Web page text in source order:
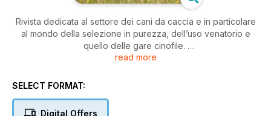
Rivista dedicata al settore dei cani da caccia e in particolare
al mondo della selezione in purezza, dell’uso venatorio e
quello delle gare cinofile.
specializzazione che ne ha ottenuto il riconoscimento di molti
read more
SELECT FORMAT:
Digital Offers